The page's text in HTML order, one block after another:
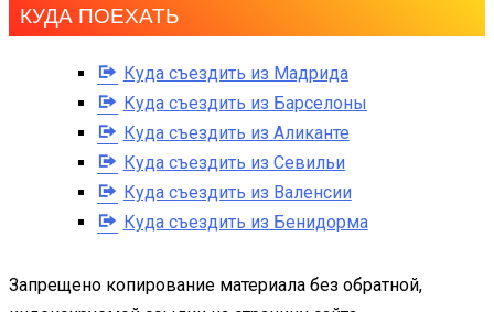
КУДА ПОЕХАТЬ
Куда съездить из Мадрида
Куда съездить из Барселоны
Куда съездить из Аликанте
Куда съездить из Севильи
Куда съездить из Валенсии
Куда съездить из Бенидорма
Запрещено копирование материала без обратной,